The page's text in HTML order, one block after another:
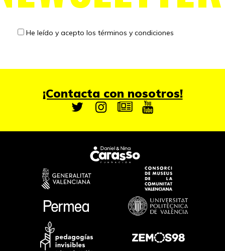
He leído y acepto los términos y condiciones
¡Contacta con nosotros!